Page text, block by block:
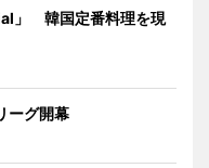
」 韓国定番料理を現
ーグ開幕